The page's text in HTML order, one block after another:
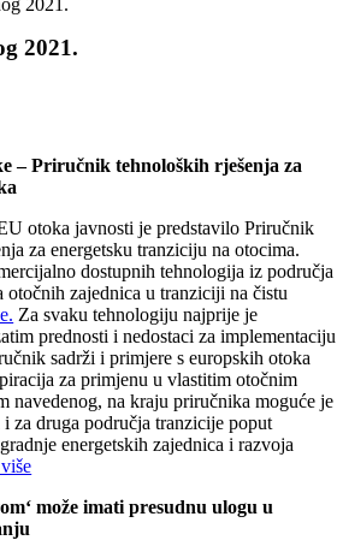
2021.
2021.
– Priručnik tehnoloških rješenja za
otoka javnosti je predstavilo Priručnik
za energetsku tranziciju na otocima.
dostupnih tehnologija iz područja
otočnih zajednica u tranziciji na čistu
Za svaku tehnologiju najprije je
prednosti i nedostaci za implementaciju
sadrži i primjere s europskih otoka
za primjenu u vlastitim otočnim
navedenog, na kraju priručnika moguće je
za druga područja tranzicije poput
energetskih zajednica i razvoja
može imati presudnu ulogu u